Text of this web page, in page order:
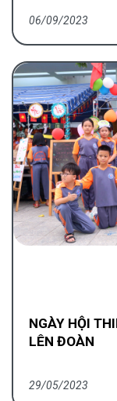
06/09/2023
NGÀY HỘI
LÊN ĐOÀN
29/05/2023